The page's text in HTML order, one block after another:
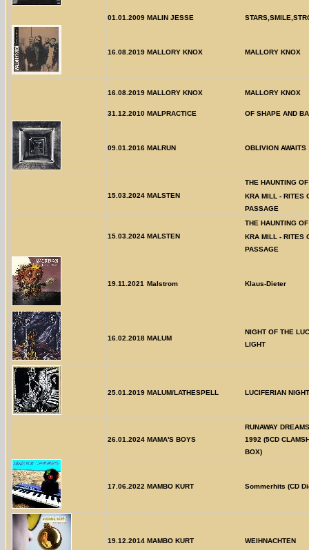
01.01.2009 MALIN JESSE
16.08.2019 MALLORY KNOX MALLORY KNOX
16.08.2019 MALLORY KNOX MALLORY KNOX
31.12.2010 MALPRACTICE OF SHAPE AND
09.01.2016 MALRUN OBLIVION AWAITS
15.03.2024 MALSTEN
THE HAUNTING
KRA MILL - RITES
PASSAGE
15.03.2024 MALSTEN
THE HAUNTING
KRA MILL - RITES
PASSAGE
19.11.2021 Malstrom Klaus-Dieter
16.02.2018 MALUM
NIGHT OF THE
LIGHT
25.01.2019 MALUM/LATHESPELL LUCIFERIAN
26.01.2024 MAMA'S BOYS
RUNAWAY
1992 (5CD
BOX)
17.06.2022 MAMBO KURT Sommerhits (CD
19.12.2014 MAMBO KURT WEIHNACHTEN